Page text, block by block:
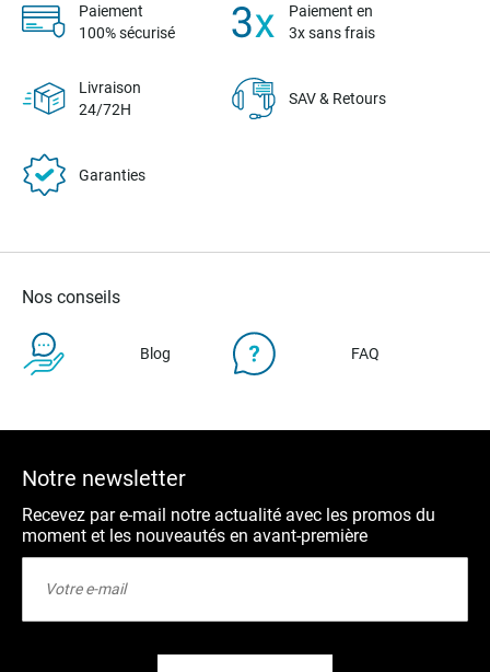
Paiement
100% sécurisé
Paiement en
3x sans frais
Livraison
24/72H
SAV & Retours
Garanties
Nos conseils
Blog FAQ
Notre newsletter
Recevez par e-mail notre actualité avec les promos du
moment et les nouveautés en avant-première